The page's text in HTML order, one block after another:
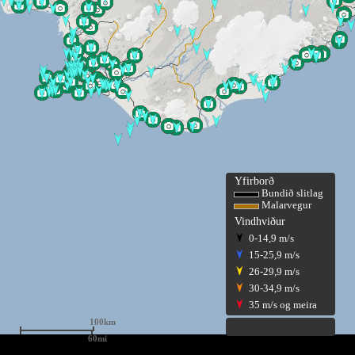
100km
60mi
Yfirborð
Bundið slitlag
Malarvegur
Vindhviður
0-14,9 m/s
15-25,9 m/s
26-29,9 m/s
30-34,9 m/s
35 m/s og meira